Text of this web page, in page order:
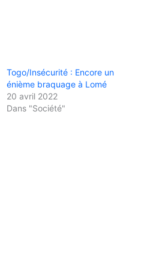
Togo/Insécurité : Encore un
énième braquage à Lomé
20 avril 2022
Dans "Société"